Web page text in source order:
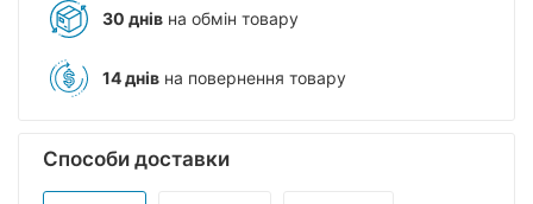
30 днів на обмін товару
14 днів на повернення товару
Способи доставки